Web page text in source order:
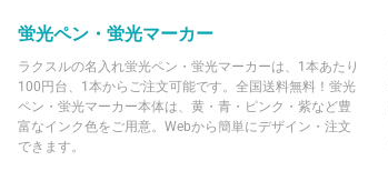
蛍光ペン・蛍光マーカー
ラクスルの名入れ蛍光ペン・蛍光マーカーは、1本あたり
100円台、1本からご注文可能です。全国送料無料！蛍光
ペン・蛍光マーカー本体は、黄・青・ピンク・紫など豊
富なインク色をご用意。Webから簡単にデザイン・注文
できます。